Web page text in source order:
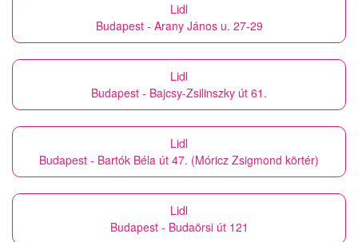
Lidl
Budapest - Arany János u. 27-29
Lidl
Budapest - Bajcsy-Zsilinszky út 61.
Lidl
Budapest - Bartók Béla út 47. (Móricz Zsigmond körtér)
Lidl
Budapest - Budaörsi út 121